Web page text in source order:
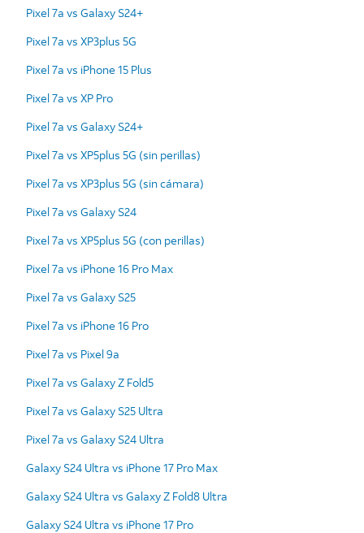
Pixel 7a vs Galaxy S24+
Pixel 7a vs XP3plus 5G
Pixel 7a vs iPhone 15 Plus
Pixel 7a vs XP Pro
Pixel 7a vs Galaxy S24+
Pixel 7a vs XP5plus 5G (sin perillas)
Pixel 7a vs XP3plus 5G (sin cámara)
Pixel 7a vs Galaxy S24
Pixel 7a vs XP5plus 5G (con perillas)
Pixel 7a vs iPhone 16 Pro Max
Pixel 7a vs Galaxy S25
Pixel 7a vs iPhone 16 Pro
Pixel 7a vs Pixel 9a
Pixel 7a vs Galaxy Z Fold5
Pixel 7a vs Galaxy S25 Ultra
Pixel 7a vs Galaxy S24 Ultra
Galaxy S24 Ultra vs iPhone 17 Pro Max
Galaxy S24 Ultra vs Galaxy Z Fold8 Ultra
Galaxy S24 Ultra vs iPhone 17 Pro